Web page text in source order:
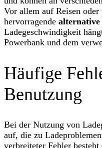
Vor allem auf Reisen
hervorragende alternative
Ladegeschwindigkeit
Powerbank und dem
Häufige
Benutzung
Bei der Nutzung von
auf, die zu
verbreiteter Fehler